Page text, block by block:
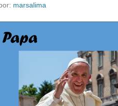
marsalima